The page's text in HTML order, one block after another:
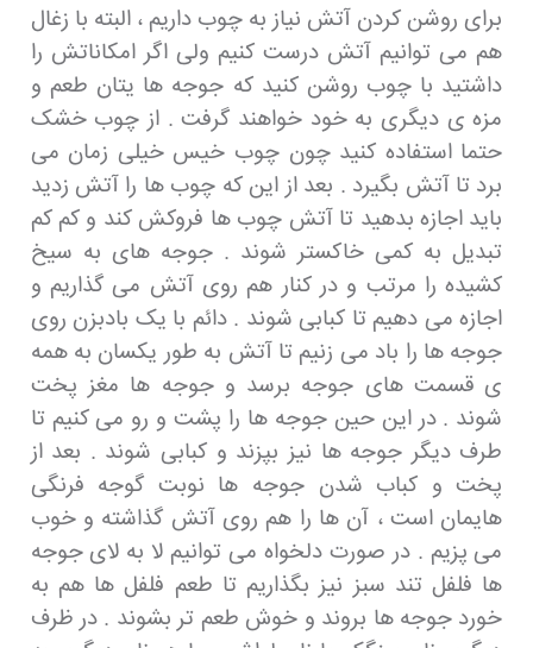
برای روشن کردن آتش نیاز به چوب داریم ، البته با زغال
هم می توانیم آتش درست کنیم ولی اگر امکاناتش را
داشتید با چوب روشن کنید که جوجه ها یتان طعم و
مزه ی دیگری به خود خواهند گرفت . از چوب خشک
حتما استفاده کنید چون چوب خیس خیلی زمان می
برد تا آتش بگیرد . بعد از این که چوب ها را آتش زدید
باید اجازه بدهید تا آتش چوب ها فروکش کند و کم کم
تبدیل به کمی خاکستر شوند . جوجه های به سیخ
کشیده را مرتب و در کنار هم روی آتش می گذاریم و
اجازه می دهیم تا کبابی شوند . دائم با یک بادبزن روی
جوجه ها را باد می زنیم تا آتش به طور یکسان به همه
ی قسمت های جوجه برسد و جوجه ها مغز پخت
شوند . در این حین جوجه ها را پشت و رو می کنیم تا
طرف دیگر جوجه ها نیز بپزند و کبابی شوند . بعد از
پخت و کباب شدن جوجه ها نوبت گوجه فرنگی
هایمان است ، آن ها را هم روی آتش گذاشته و خوب
می پزیم . در صورت دلخواه می توانیم لا به لای جوجه
ها فلفل تند سبز نیز بگذاریم تا طعم فلفل ها هم به
خورد جوجه ها بروند و خوش طعم تر بشوند . در ظرف